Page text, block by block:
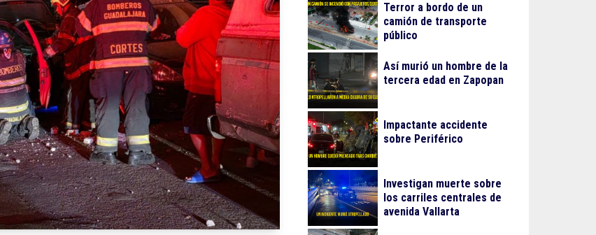
Terror a bordo de un
camión de transporte
público
Así murió un hombre de la
tercera edad en Zapopan
Impactante accidente
sobre Periférico
Investigan muerte sobre
los carriles centrales de
avenida Vallarta